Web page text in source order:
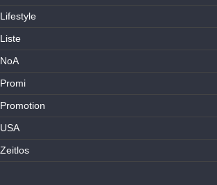
Lifestyle
Liste
NoA
Promi
Promotion
USA
Zeitlos